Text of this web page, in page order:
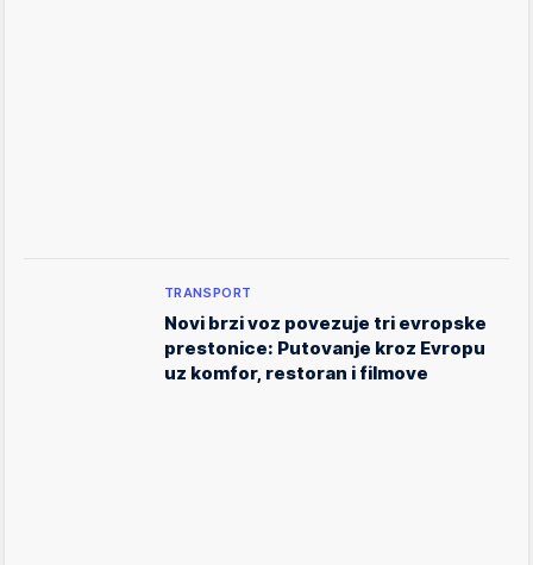
TRANSPORT
Novi brzi voz povezuje tri evropske
prestonice: Putovanje kroz Evropu
uz komfor, restoran i filmove